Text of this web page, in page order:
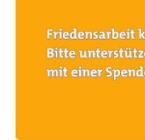
Kampagnen
Publikationen